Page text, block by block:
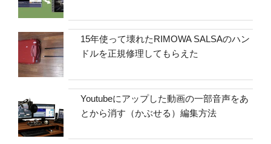
15年使って壊れたRIMOWA SALSAのハン
ドルを正規修理してもらえた
Youtubeにアップした動画の一部音声をあ
とから消す（かぶせる）編集方法